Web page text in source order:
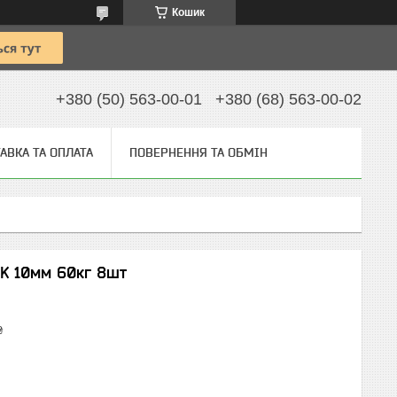
Кошик
+380 (50) 563-00-01 +380 (68) 563-00-02
ТА ОПЛАТА ПОВЕРНЕННЯ ТА ОБМІН
10мм 60кг 8шт